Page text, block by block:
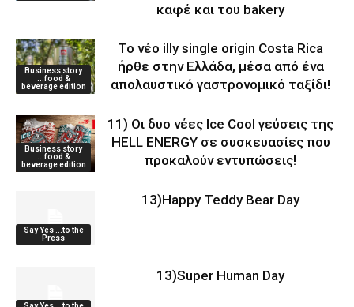
καφέ και του bakery
Business story
...food &
beverage edition
Το νέο illy single origin Costa Rica
ήρθε στην Ελλάδα, μέσα από ένα
απολαυστικό γαστρονομικό ταξίδι!
Business story
...food &
beverage edition
11) Οι δυο νέες Ice Cool γεύσεις της
HELL ENERGY σε συσκευασίες που
προκαλούν εντυπώσεις!
Say Yes ...to the
Press
13)Happy Teddy Bear Day
13)Super Human Day